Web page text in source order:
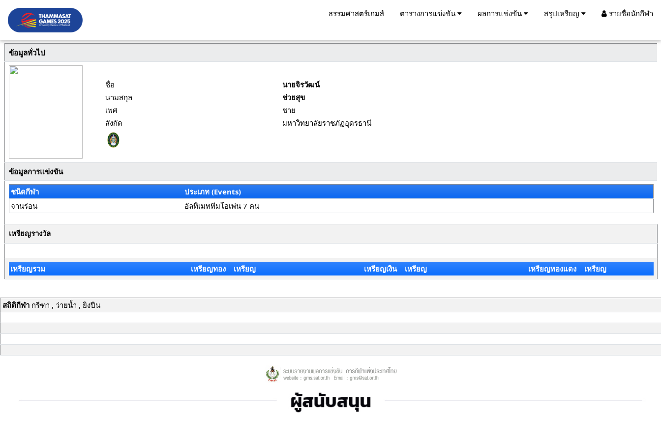
ธรรมศาสตร์เกมส์ ตารางการแข่งขัน ผลการแข่งขัน สรุปเหรียญ รายชื่อนักกีฬา
ข้อมูลทั่วไป
ชื่อ
นายจิรวัฒน์
นามสกุล
ช่วยสุข
เพศ
ชาย
สังกัด
มหาวิทยาลัยราชภัฏอุดรธานี
ข้อมูลการแข่งขัน
ชนิดกีฬา
ประเภท (Events)
จานร่อน
อัลทิเมททีมโอเพ่น 7 คน
เหรียญรางวัล
เหรียญรวม เหรียญทอง เหรียญ เหรียญเงิน เหรียญ เหรียญทองแดง เหรียญ
สถิติกีฬากรีฑา , ว่ายน้ำ , ยิงปืน